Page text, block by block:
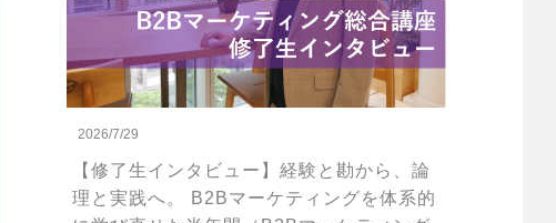
2026/7/29
【修了生インタビュー】経験と勘から、論
理と実践へ。 B2Bマーケティングを体系的